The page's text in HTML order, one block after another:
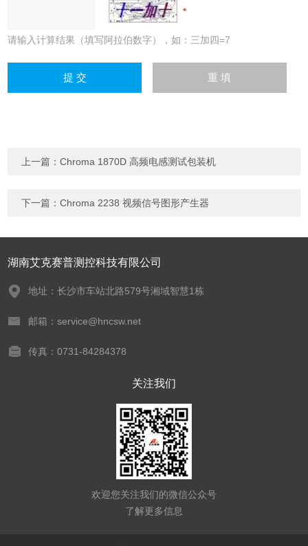
请输入计算结果（填写阿拉伯数字），如：三加四=7
上一篇：Chroma 1870D 高频电感测试包装机
下一篇：Chroma 2238 视频信号图形产生器
湖南艾克赛普测控科技有限公司
地址：长沙市车站北路579号湘域智慧1栋
邮箱：service@hncsw.net
传真：0731-84284378
关注我们
欢迎您关注我们的微信公众号
了解更多信息